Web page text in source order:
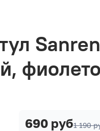
690 руб1 190